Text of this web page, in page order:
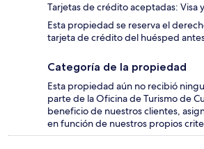
Tarjetas de crédito aceptadas: Visa
Esta propiedad se reserva el
tarjeta de crédito del huésped
Categoría de la propiedad
Esta propiedad aún no recibió
parte de la Oficina de Turismo de
beneficio de nuestros clientes,
en función de nuestros propios